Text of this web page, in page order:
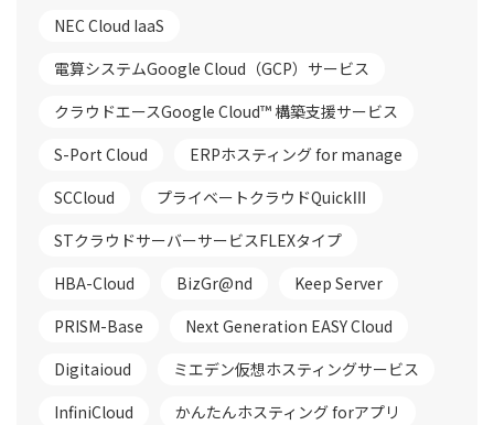
NEC Cloud IaaS
電算システムGoogle Cloud（GCP）サービス
クラウドエースGoogle Cloud™ 構築支援サービス
S-Port Cloud
ERPホスティング for manage
SCCloud
プライベートクラウドQuickⅢ
STクラウドサーバーサービスFLEXタイプ
HBA-Cloud
BizGr@nd
Keep Server
PRISM-Base
Next Generation EASY Cloud
Digitaioud
ミエデン仮想ホスティングサービス
InfiniCloud
かんたんホスティング forアプリ